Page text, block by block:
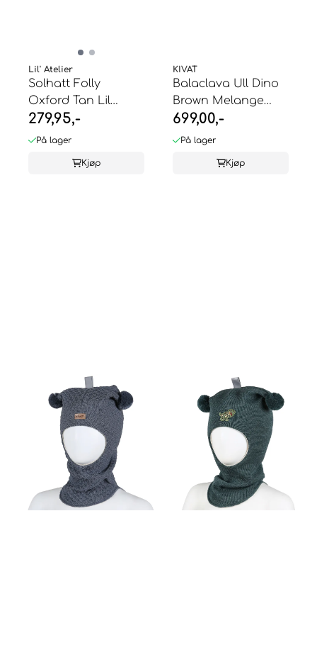
Lil' Atelier
Solhatt Folly
Oxford Tan Lil
Atelier
279,95,-
På lager
Kjøp
KIVAT
Balaclava Ull Dino
Brown Melange
KIVAT
699,00,-
På lager
Kjøp